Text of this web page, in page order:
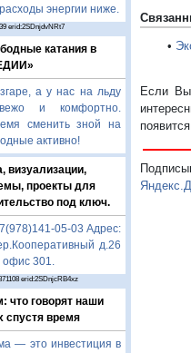
энергии ниже.
erid:2SDnjdvNRt7
катания в
а у нас на льду
и комфортно.
сменить зной на
активно!
визуализации,
проекты для
под ключ.
05-03 Адрес:
д.26
301.
erid:2SDnjcRB4xz
что говорят наши
спустя время
— это инвестиция в
•
Если Вы